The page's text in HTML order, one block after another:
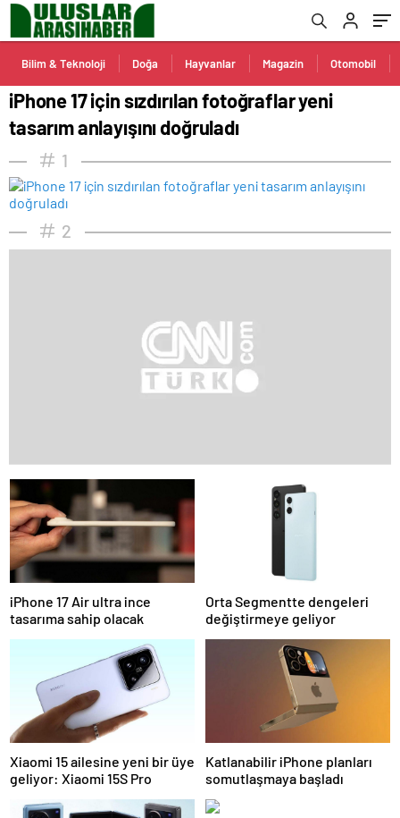
Bilim & Teknoloji Doğa Hayvanlar Magazin Otomobil
iPhone 17 için sızdırılan fotoğraflar yeni
tasarım anlayışını doğruladı
1
2
iPhone 17 Air ultra ince
tasarıma sahip olacak
Orta Segmentte dengeleri
değiştirmeye geliyor
Xiaomi 15 ailesine yeni bir üye
geliyor: Xiaomi 15S Pro
Katlanabilir iPhone planları
somutlaşmaya başladı